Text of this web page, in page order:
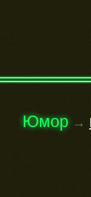
Юмор →